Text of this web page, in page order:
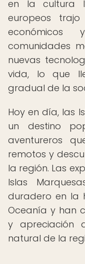
en la cultura
europeos trajo
comunidades
nuevas
vida, lo que
gradual de la
Hoy en día, las
un destino
aventureros
remotos y
la región. Las
Islas
duradero en la
Oceanía y han
y apreciación
natural de la